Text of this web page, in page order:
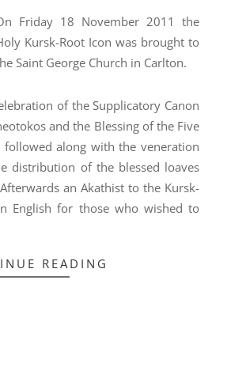
Friday 18 November 2011 the
Kursk-Root Icon was brought to
Saint George Church in Carlton.
of the Supplicatory Canon
and the Blessing of the Five
followed along with the veneration
distribution of the blessed loaves
an Akathist to the Kursk-
English for those who wished to
READING